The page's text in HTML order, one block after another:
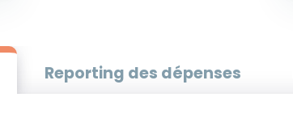
Reporting des dépenses